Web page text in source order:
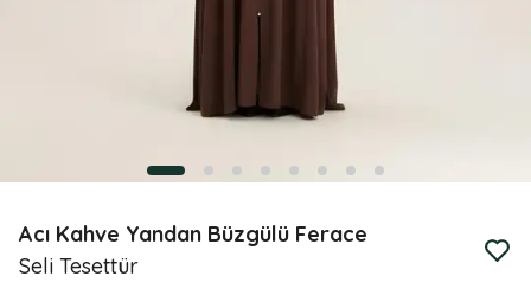
Acı Kahve Yandan Büzgülü Ferace
Seli Tesettür